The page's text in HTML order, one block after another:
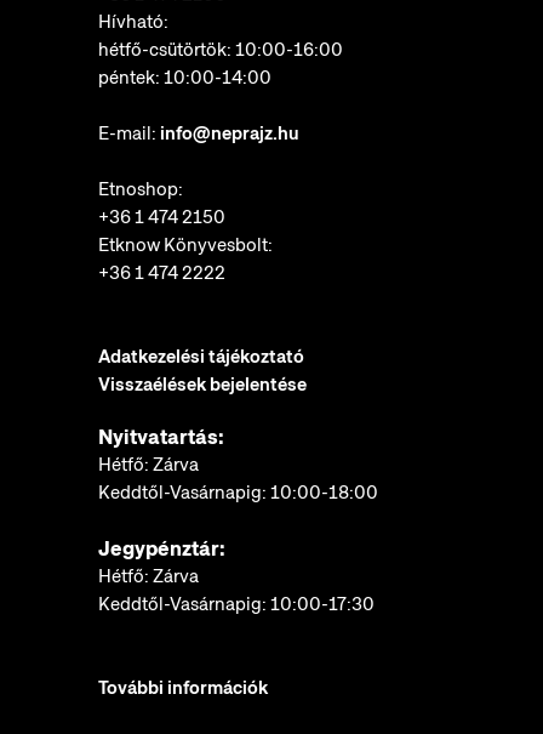
Hívható:
hétfő-csütörtök: 10:00-16:00
péntek: 10:00-14:00
E-mail: info@neprajz.hu
Etnoshop:
+36 1 474 2150
Etknow Könyvesbolt:
+36 1 474 2222
Adatkezelési tájékoztató
Visszaélések bejelentése
Nyitvatartás:
Hétfő: Zárva
Keddtől-Vasárnapig: 10:00-18:00
Jegypénztár:
Hétfő: Zárva
Keddtől-Vasárnapig: 10:00-17:30
További információk